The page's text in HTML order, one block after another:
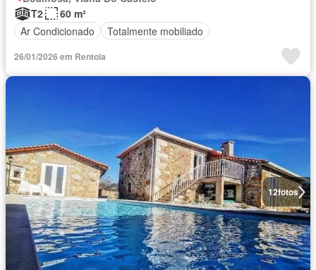
T2
60 m²
Ar Condicionado
Totalmente mobiliado
26/01/2026 em Rentola
12fotos